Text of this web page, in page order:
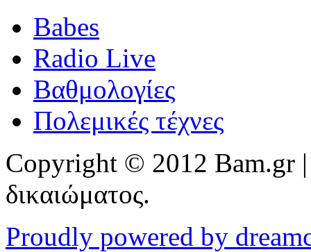
Babes
Radio Live
Βαθμολογίες
Πολεμικές τέχνες
Copyright © 2012 Bam.gr |
δικαιώματος.
Proudly powered by